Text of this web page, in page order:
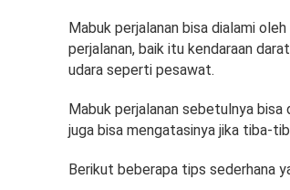
Mabuk perjalanan bisa dialami
perjalanan, baik itu kendaraan
udara seperti pesawat.
Mabuk perjalanan sebetulnya
juga bisa mengatasinya jika tiba-
Berikut beberapa tips sederhana